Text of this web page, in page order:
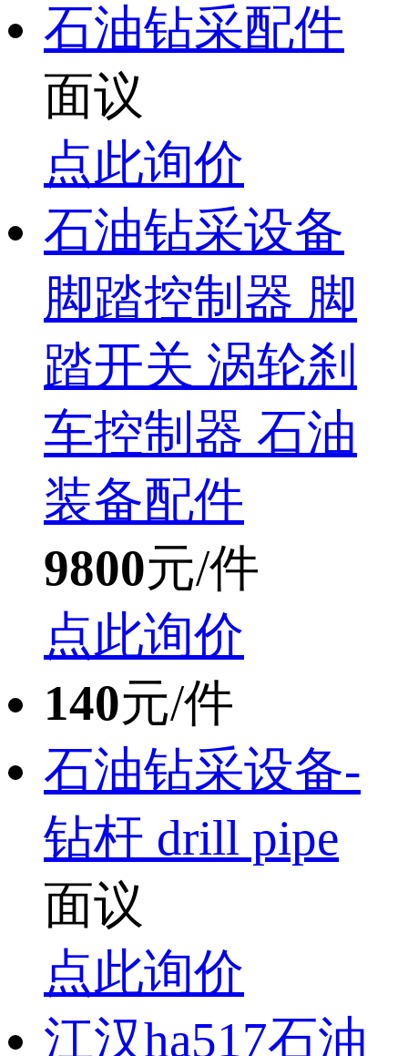
石油钻采配件
面议
点此询价
石油钻采设备
脚踏控制器 脚
踏开关 涡轮刹
车控制器 石油
装备配件
9800元/件
点此询价
140元/件
石油钻采设备-
钻杆 drill pipe
面议
点此询价
江汉ha517石油